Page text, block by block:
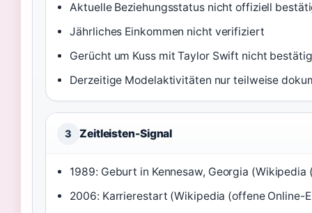
Aktuelle Beziehungsstatus nicht offiziell
Jährliches Einkommen nicht verifiziert
Gerücht um Kuss mit Taylor Swift nicht
Derzeitige Modelaktivitäten nur teilweise
3 Zeitleisten-Signal
1989: Geburt in Kennesaw, Georgia
2006: Karrierestart (Wikipedia (offene Online-